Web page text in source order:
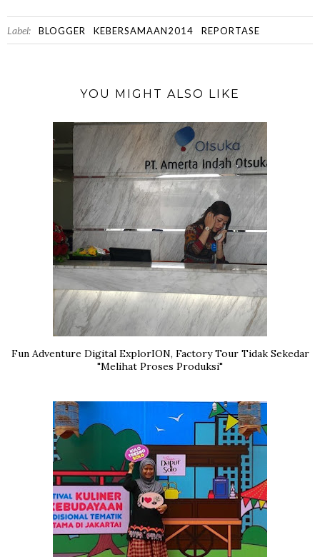
Label: BLOGGER KEBERSAMAAN2014 REPORTASE
YOU MIGHT ALSO LIKE
Fun Adventure Digital ExplorION, Factory Tour Tidak Sekedar
"Melihat Proses Produksi"